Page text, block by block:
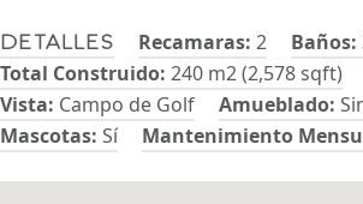
Detalles Recamaras: 2 Baños:
Total Construido: 240 m2 (2,578 sqft)
Vista: Campo de Golf Amueblado:
Mascotas: Sí Mantenimiento